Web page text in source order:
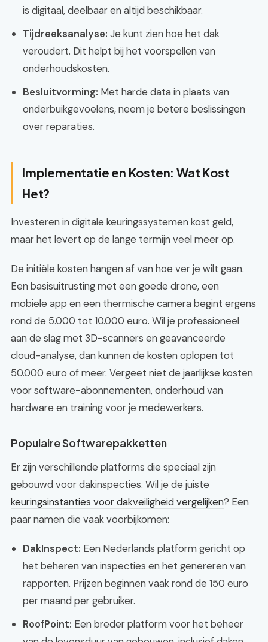
is digitaal, deelbaar en altijd beschikbaar.
Tijdreeksanalyse: Je kunt zien hoe het dak
veroudert. Dit helpt bij het voorspellen van
onderhoudskosten.
Besluitvorming: Met harde data in plaats van
onderbuikgevoelens, neem je betere beslissingen
over reparaties.
Implementatie en Kosten: Wat Kost
Het?
Investeren in digitale keuringssystemen kost geld,
maar het levert op de lange termijn veel meer op.
De initiële kosten hangen af van hoe ver je wilt gaan.
Een basisuitrusting met een goede drone, een
mobiele app en een thermische camera begint ergens
rond de 5.000 tot 10.000 euro. Wil je professioneel
aan de slag met 3D-scanners en geavanceerde
cloud-analyse, dan kunnen de kosten oplopen tot
50.000 euro of meer. Vergeet niet de jaarlijkse kosten
voor software-abonnementen, onderhoud van
hardware en training voor je medewerkers.
Populaire Softwarepakketten
Er zijn verschillende platforms die speciaal zijn
gebouwd voor dakinspecties. Wil je de juiste
keuringsinstanties voor dakveiligheid vergelijken? Een
paar namen die vaak voorbijkomen:
DakInspect: Een Nederlands platform gericht op
het beheren van inspecties en het genereren van
rapporten. Prijzen beginnen vaak rond de 150 euro
per maand per gebruiker.
RoofPoint: Een breder platform voor het beheer